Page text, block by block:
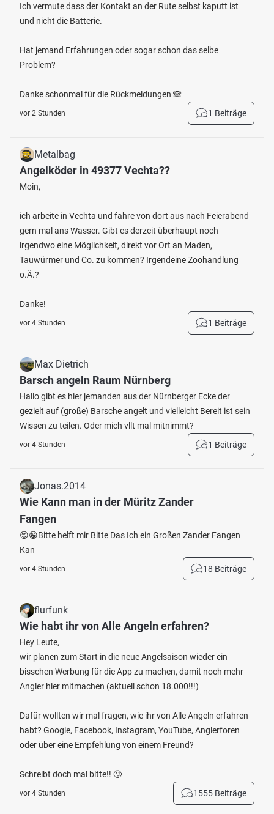
Ich vermute dass der Kontakt an der Rute selbst kaputt ist
und nicht die Batterie.
Hat jemand Erfahrungen oder sogar schon das selbe
Problem?
Danke schonmal für die Rückmeldungen 🙈
vor 2 Stunden 1 Beiträge
Metalbag
Angelköder in 49377 Vechta??
Moin,
ich arbeite in Vechta und fahre von dort aus nach Feierabend
gern mal ans Wasser. Gibt es derzeit überhaupt noch
irgendwo eine Möglichkeit, direkt vor Ort an Maden,
Tauwürmer und Co. zu kommen? Irgendeine Zoohandlung
o.Ä.?
Danke!
vor 4 Stunden 1 Beiträge
Max Dietrich
Barsch angeln Raum Nürnberg
Hallo gibt es hier jemanden aus der Nürnberger Ecke der
gezielt auf (große) Barsche angelt und vielleicht Bereit ist sein
Wissen zu teilen. Oder mich vllt mal mitnimmt?
vor 4 Stunden 1 Beiträge
Jonas.2014
Wie Kann man in der Müritz Zander
Fangen
😊😁Bitte helft mir Bitte Das Ich ein Großen Zander Fangen
Kan
vor 4 Stunden 18 Beiträge
flurfunk
Wie habt ihr von Alle Angeln erfahren?
Hey Leute,
wir planen zum Start in die neue Angelsaison wieder ein
bisschen Werbung für die App zu machen, damit noch mehr
Angler hier mitmachen (aktuell schon 18.000!!!)
Dafür wollten wir mal fragen, wie ihr von Alle Angeln erfahren
habt? Google, Facebook, Instagram, YouTube, Anglerforen
oder über eine Empfehlung von einem Freund?
Schreibt doch mal bitte!! 🙄
vor 4 Stunden 1555 Beiträge